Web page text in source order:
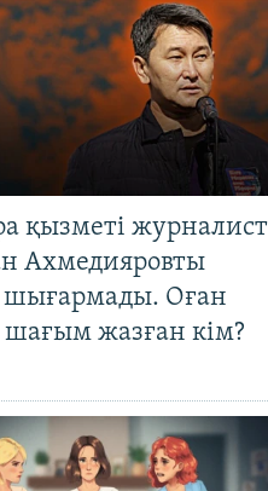
қызметі журналист
Ахмедияровты
шығармады. Оған
шағым жазған кім?